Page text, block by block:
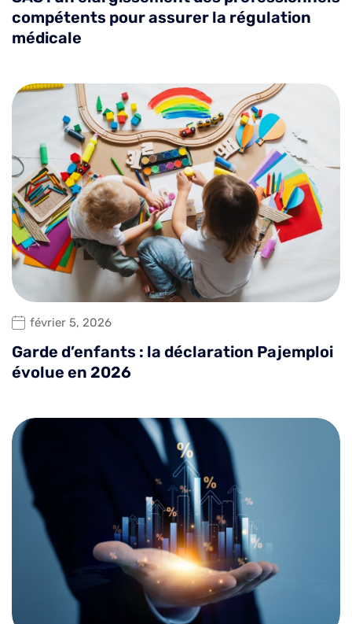
compétents pour assurer la régulation
médicale
février 5, 2026
Garde d’enfants : la déclaration Pajemploi
évolue en 2026